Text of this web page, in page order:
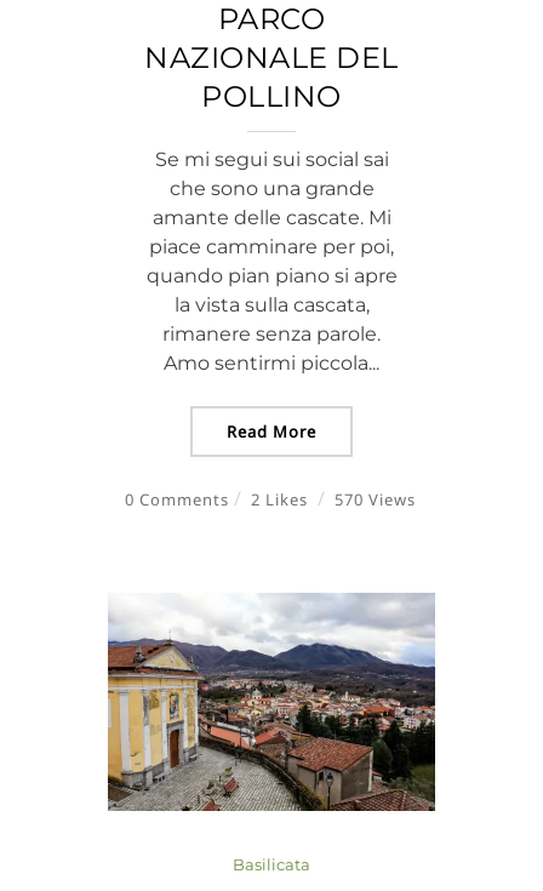
PARCO
NAZIONALE DEL
POLLINO
Se mi segui sui social sai
che sono una grande
amante delle cascate. Mi
piace camminare per poi,
quando pian piano si apre
la vista sulla cascata,
rimanere senza parole.
Amo sentirmi piccola...
Read More
0 Comments 2 Likes 570 Views
Basilicata